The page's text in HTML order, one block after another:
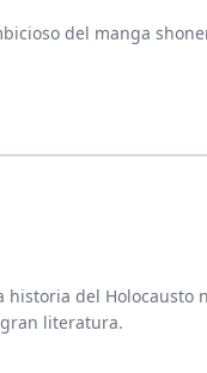
del manga
del Holocausto
literatura.